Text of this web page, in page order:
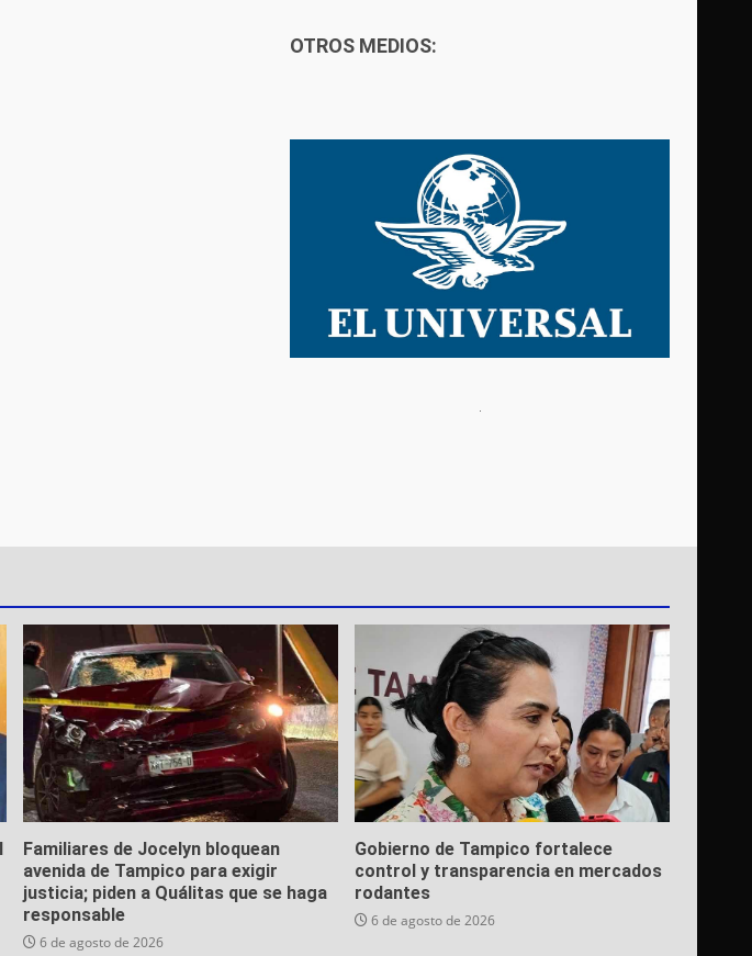
OTROS MEDIOS:
Familiares de Jocelyn bloquean
avenida de Tampico para exigir
justicia; piden a Quálitas que se haga
responsable
6 de agosto de 2026
Gobierno de Tampico fortalece
control y transparencia en mercados
rodantes
6 de agosto de 2026